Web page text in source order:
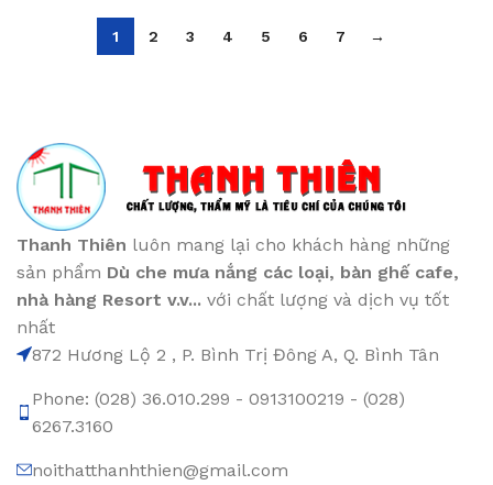
1 2 3 4 5 6 7 →
Thanh Thiên luôn mang lại cho khách hàng những
sản phẩm Dù che mưa nắng các loại, bàn ghế cafe,
nhà hàng Resort v.v... với chất lượng và dịch vụ tốt
nhất
872 Hương Lộ 2 , P. Bình Trị Đông A, Q. Bình Tân
Phone: (028) 36.010.299 - 0913100219 - (028)
6267.3160
noithatthanhthien@gmail.com